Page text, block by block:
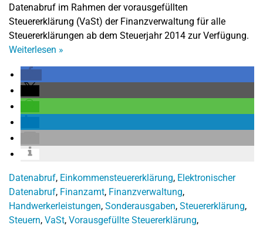
Datenabruf im Rahmen der vorausgefüllten
Steuererklärung (VaSt) der Finanzverwaltung für alle
Steuererklärungen ab dem Steuerjahr 2014 zur Verfügung.
Weiterlesen »
Datenabruf, Einkommensteuererklärung, Elektronischer
Datenabruf, Finanzamt, Finanzverwaltung,
Handwerkerleistungen, Sonderausgaben, Steuererklärung,
Steuern, VaSt, Vorausgefüllte Steuererklärung,